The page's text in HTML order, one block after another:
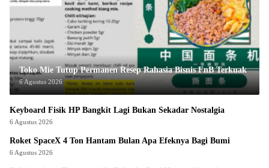
Toko Mie Tutup Permanen Resep Rahasia Bisnis FnB Terkuak
6 Agustus 2026
Keyboard Fisik HP Bangkit Lagi Bukan Sekadar Nostalgia
6 Agustus 2026
Roket SpaceX 4 Ton Hantam Bulan Apa Efeknya Bagi Bumi
6 Agustus 2026